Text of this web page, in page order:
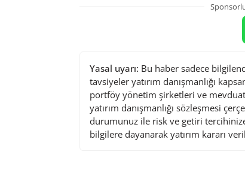
Yasal uyarı: Bu haber sadece
tavsiyeler yatırım danışmanlığı
portföy yönetim şirketleri ve
yatırım danışmanlığı sözleşmesi
durumunuz ile risk ve getiri
bilgilere dayanarak yatırım kararı